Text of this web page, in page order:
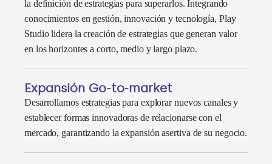
la definición de estrategias para superarlos. Integrando
conocimientos en gestión, innovación y tecnología, Play
Studio lidera la creación de estrategias que generan valor
en los horizontes a corto, medio y largo plazo.
Expansión Go-to-market
Desarrollamos estrategias para explorar nuevos canales y
establecer formas innovadoras de relacionarse con el
mercado, garantizando la expansión asertiva de su negocio.